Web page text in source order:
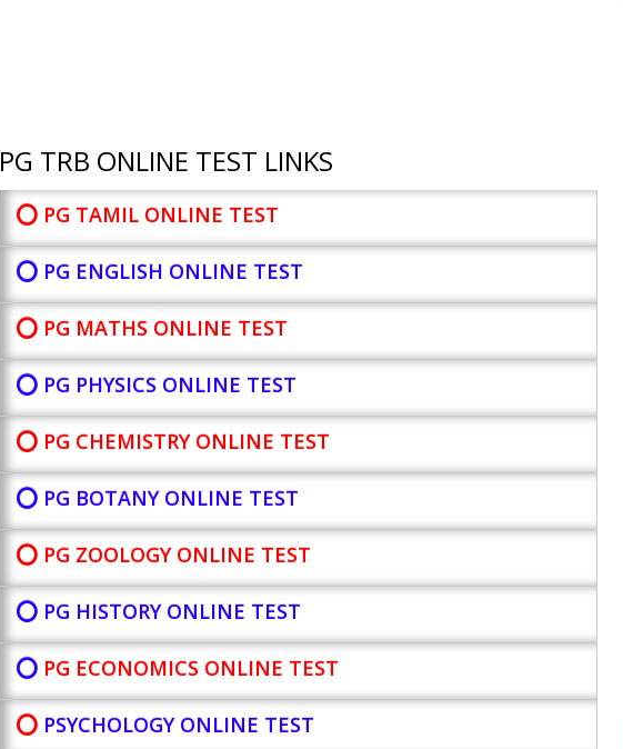
PG TRB ONLINE TEST LINKS
⭕ PG TAMIL ONLINE TEST
⭕ PG ENGLISH ONLINE TEST
⭕ PG MATHS ONLINE TEST
⭕ PG PHYSICS ONLINE TEST
⭕ PG CHEMISTRY ONLINE TEST
⭕ PG BOTANYONLINE TEST
⭕ PG ZOOLOGY ONLINE TEST
⭕ PG HISTORY ONLINE TEST
⭕ PG ECONOMICS ONLINE TEST
⭕ PSYCHOLOGY ONLINE TEST